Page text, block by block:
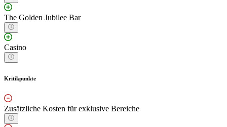
The Golden Jubilee Bar
Casino
Kritikpunkte
Zusätzliche Kosten für exklusive Bereiche